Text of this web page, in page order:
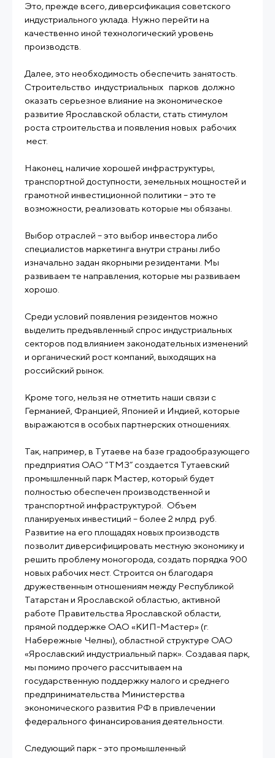
Это, прежде всего, диверсификация советского
индустриального уклада. Нужно перейти на
качественно иной технологический уровень
производств.
Далее, это необходимость обеспечить занятость.
Строительство индустриальных парков должно
оказать серьезное влияние на экономическое
развитие Ярославской области, стать стимулом
роста строительства и появления новых рабочих
мест.
Наконец, наличие хорошей инфраструктуры,
транспортной доступности, земельных мощностей и
грамотной инвестиционной политики – это те
возможности, реализовать которые мы обязаны.
Выбор отраслей – это выбор инвестора либо
специалистов маркетинга внутри страны либо
изначально задан якорными резидентами. Мы
развиваем те направления, которые мы развиваем
хорошо.
Среди условий появления резидентов можно
выделить предъявленный спрос индустриальных
секторов под влиянием законодательных изменений
и органический рост компаний, выходящих на
российский рынок.
Кроме того, нельзя не отметить наши связи с
Германией, Францией, Японией и Индией, которые
выражаются в особых партнерских отношениях.
Так, например, в Тутаеве на базе градообразующего
предприятия ОАО “ТМЗ” создается Тутаевский
промышленный парк Мастер, который будет
полностью обеспечен производственной и
транспортной инфраструктурой. Объем
планируемых инвестиций – более 2 млрд. руб.
Развитие на его площадях новых производств
позволит диверсифицировать местную экономику и
решить проблему моногорода, создать порядка 900
новых рабочих мест. Строится он благодаря
дружественным отношениям между Республикой
Татарстан и Ярославской областью, активной
работе Правительства Ярославской области,
прямой поддержке ОАО «КИП-Мастер» (г.
Набережные Челны), областной структуре ОАО
«Ярославский индустриальный парк». Создавая парк,
мы помимо прочего рассчитываем на
государственную поддержку малого и среднего
предпринимательства Министерства
экономического развития РФ в привлечении
федерального финансирования деятельности.
Следующий парк - это промышленный